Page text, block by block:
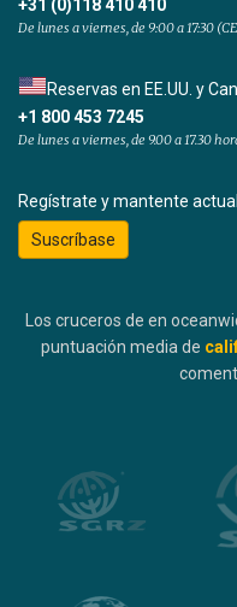
+31 (0)118 410 410
De lunes a viernes, de 9:00 a 17:30
Reservas en EE.UU. y
+1 800 453 7245
De lunes a viernes, de 9.00 a 17.30
Regístrate y mantente
Suscríbase
Los cruceros de en
puntuación media de